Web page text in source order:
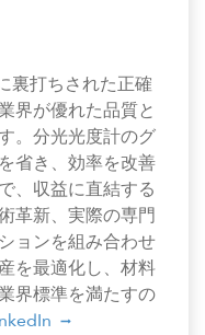
裏打ちされた正確
界が優れた品質と
。分光光度計のグ
省き、効率を改善
、収益に直結する
革新、実際の専門
ョンを組み合わせ
を最適化し、材料
界標準を満たすの